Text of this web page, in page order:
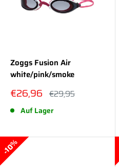
Zoggs Fusion Air
white/pink/smoke
Sonderpreis
€26,96 Normalpreis
€29,95
Auf Lager
10%